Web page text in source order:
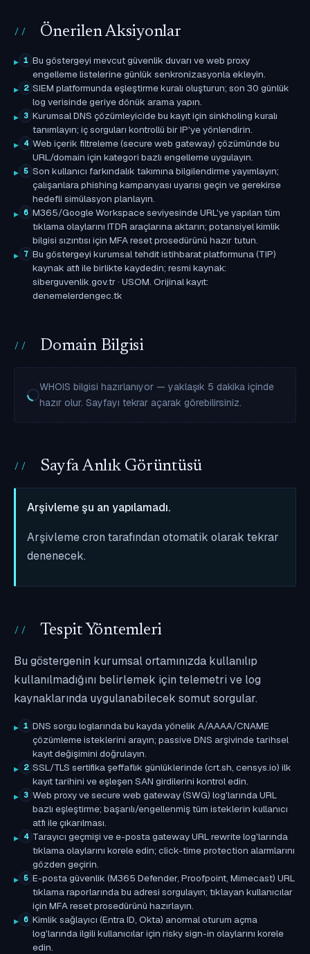
Önerilen Aksiyonlar
1 Bu göstergeyi mevcut güvenlik duvarı ve web proxy
engelleme listelerine günlük senkronizasyonla ekleyin.
2 SIEM platformunda eşleştirme kuralı oluşturun; son 30 günlük
log verisinde geriye dönük arama yapın.
3 Kurumsal DNS çözümleyicide bu kayıt için sinkholing kuralı
tanımlayın; iç sorguları kontrollü bir IP'ye yönlendirin.
4 Web içerik filtreleme (secure web gateway) çözümünde bu
URL/domain için kategori bazlı engelleme uygulayın.
5 Son kullanıcı farkındalık takımına bilgilendirme yayımlayın;
çalışanlara phishing kampanyası uyarısı geçin ve gerekirse
hedefli simülasyon planlayın.
6 M365/Google Workspace seviyesinde URL'ye yapılan tüm
tıklama olaylarını ITDR araçlarına aktarın; potansiyel kimlik
bilgisi sızıntısı için MFA reset prosedürünü hazır tutun.
7 Bu göstergeyi kurumsal tehdit istihbarat platformuna (TIP)
kaynak atfı ile birlikte kaydedin; resmi kaynak:
siberguvenlik.gov.tr · USOM. Orijinal kayıt:
denemelerdengec.tk
Domain Bilgisi
WHOIS bilgisi hazırlanıyor — yaklaşık 5 dakika içinde
hazır olur. Sayfayı tekrar açarak görebilirsiniz.
Sayfa Anlık Görüntüsü
Arşivleme şu an yapılamadı.
Arşivleme cron tarafından otomatik olarak tekrar
denenecek.
Tespit Yöntemleri
Bu göstergenin kurumsal ortamınızda kullanılıp
kullanılmadığını belirlemek için telemetri ve log
kaynaklarında uygulanabilecek somut sorgular.
1 DNS sorgu loglarında bu kayda yönelik A/AAAA/CNAME
çözümleme isteklerini arayın; passive DNS arşivinde tarihsel
kayıt değişimini doğrulayın.
2 SSL/TLS sertifika şeffaflık günlüklerinde (crt.sh, censys.io) ilk
kayıt tarihini ve eşleşen SAN girdilerini kontrol edin.
3 Web proxy ve secure web gateway (SWG) log'larında URL
bazlı eşleştirme; başarılı/engellenmiş tüm isteklerin kullanıcı
atfı ile çıkarılması.
4 Tarayıcı geçmişi ve e-posta gateway URL rewrite log'larında
tıklama olaylarını korele edin; click-time protection alarmlarını
gözden geçirin.
5 E-posta güvenlik (M365 Defender, Proofpoint, Mimecast) URL
tıklama raporlarında bu adresi sorgulayın; tıklayan kullanıcılar
için MFA reset prosedürünü hazırlayın.
6 Kimlik sağlayıcı (Entra ID, Okta) anormal oturum açma
log'larında ilgili kullanıcılar için risky sign-in olaylarını korele
edin.